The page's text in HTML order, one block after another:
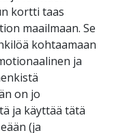
kortti taas
maailmaan. Se
kohtaamaan
ja
on jo
ja käyttää tätä
(ja